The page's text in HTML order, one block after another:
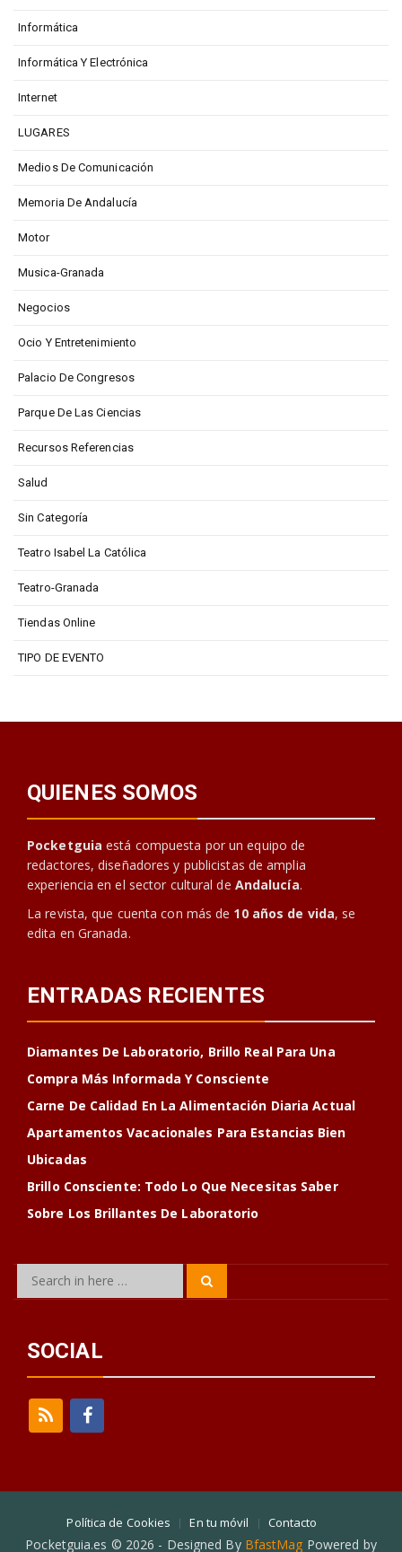
Informática
Informática Y Electrónica
Internet
LUGARES
Medios De Comunicación
Memoria De Andalucía
Motor
Musica-Granada
Negocios
Ocio Y Entretenimiento
Palacio De Congresos
Parque De Las Ciencias
Recursos Referencias
Salud
Sin Categoría
Teatro Isabel La Católica
Teatro-Granada
Tiendas Online
TIPO DE EVENTO
QUIENES SOMOS
Pocketguia está compuesta por un equipo de
redactores, diseñadores y publicistas de amplia
experiencia en el sector cultural de Andalucía.
La revista, que cuenta con más de 10 años de vida, se
edita en Granada.
ENTRADAS RECIENTES
Diamantes De Laboratorio, Brillo Real Para Una
Compra Más Informada Y Consciente
Carne De Calidad En La Alimentación Diaria Actual
Apartamentos Vacacionales Para Estancias Bien
Ubicadas
Brillo Consciente: Todo Lo Que Necesitas Saber
Sobre Los Brillantes De Laboratorio
Search
SOCIAL
Política de Cookies En tu móvil Contacto
Pocketguia.es © 2026 - Designed By BfastMag Powered by